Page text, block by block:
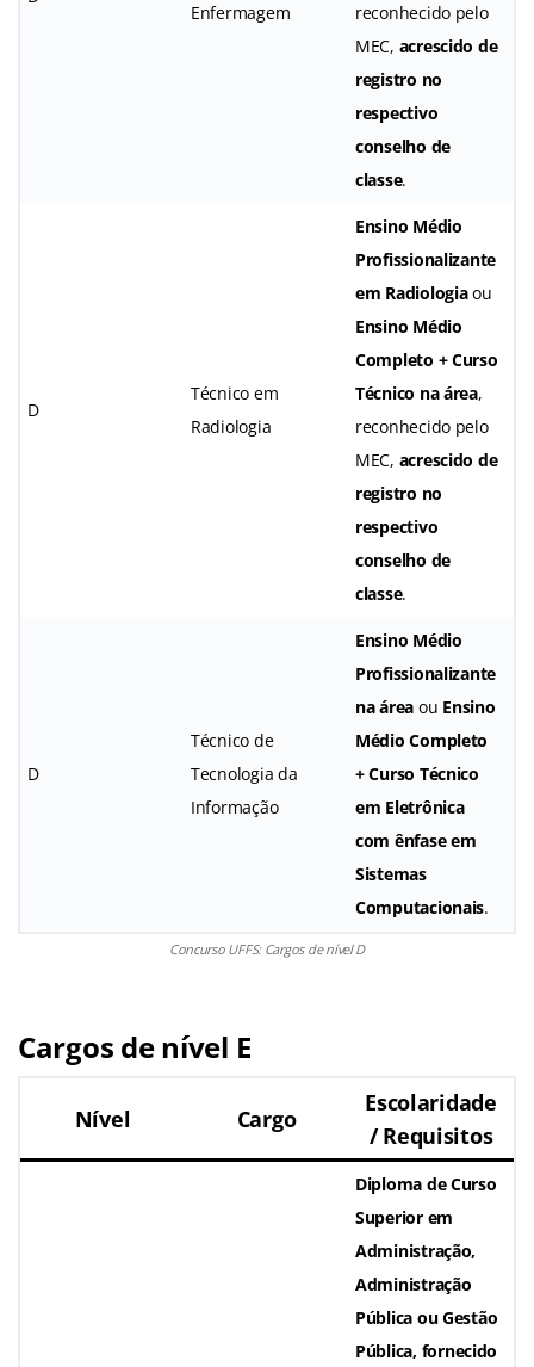
Enfermagem
reconhecido pelo
MEC, acrescido de
registro no
respectivo
conselho de
classe.
D
Técnico em
Radiologia
Ensino Médio
Profissionalizante
em Radiologiaou
Ensino Médio
Completo + Curso
Técnico na área,
reconhecido pelo
MEC, acrescido de
registro no
respectivo
conselho de
classe.
D
Técnico de
Tecnologia da
Informação
Ensino Médio
Profissionalizante
na área ou Ensino
Médio Completo
+ Curso Técnico
em Eletrônica
com ênfase em
Sistemas
Computacionais.
Concurso UFFS: Cargos de nível D
Cargos de nível E
Nível Cargo
Escolaridade
/ Requisitos
Diploma de Curso
Superior em
Administração,
Administração
Pública ou Gestão
Pública, fornecido